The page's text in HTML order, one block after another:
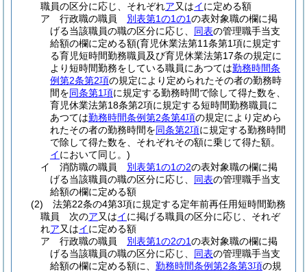
職員の区分に応じ、それぞれア又はイに定める額
ア
行政職の職員 別表第1の1の1の表対象職の欄に掲
げる当該職員の職の区分に応じ、 同表の管理職手当支
給額の欄に定める額(育児休業法第11条第1項に規定す
る育児短時間勤務職員及び育児休業法第17条の規定に
より短時間勤務をしている職員にあつては勤務時間条
例第2条第2項の規定により定められたその者の勤務時
間を同条第1項に規定する勤務時間で除して得た数を、
育児休業法第18条第2項に規定する短時間勤務職員に
あつては勤務時間条例第2条第4項の規定により定めら
れたその者の勤務時間を同条第2項に規定する勤務時間
で除して得た数を、それぞれその額に乗じて得た額。
イにおいて同じ。)
イ
消防職の職員 別表第1の1の2の表対象職の欄に掲
げる当該職員の職の区分に応じ、 同表の管理職手当支
給額の欄に定める額
(2)
法第22条の4第3項に規定する定年前再任用短時間勤務
職員 次のア又はイに掲げる職員の区分に応じ、それぞ
れア又はイに定める額
ア
行政職の職員 別表第1の2の1の表対象職の欄に掲
げる当該職員の職の区分に応じ、 同表の管理職手当支
給額の欄に定める額に、 勤務時間条例第2条第3項の規